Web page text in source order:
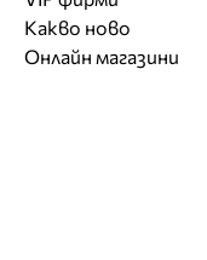
Модни дизайнери
Бутици
Обувки
Други аксесоари
Солариуми
Фитнес и здраве
Работа на ишлеме
CAD/CAM услуги
Модни списания
Сватбени агенции
Магазини за обувки
Магазини за
Какво ново
Онлайн магазини